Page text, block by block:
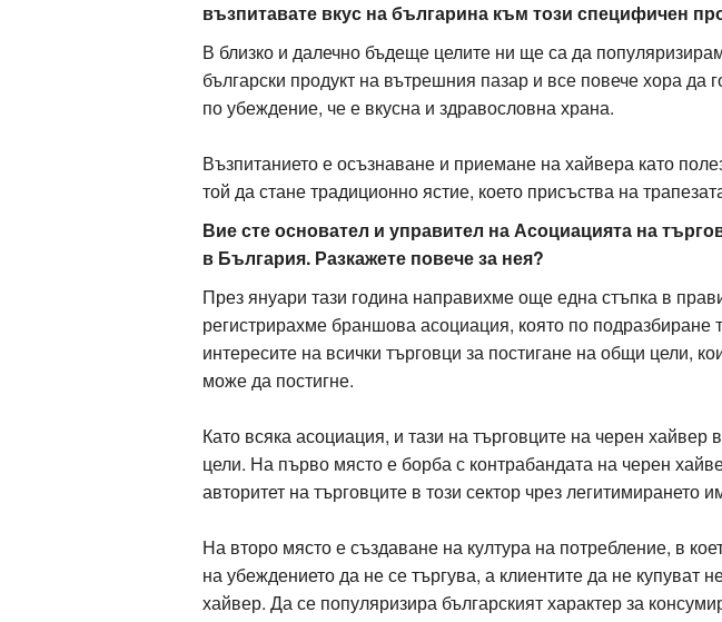
възпитавате вкус на българина към този специфичен
В близко и далечно бъдеще целите ни ще са да
български продукт на вътрешния пазар и все повече хора да
по убеждение, че е вкусна и здравословна храна.
Възпитанието е осъзнаване и приемане на хайвера като
той да стане традиционно ястие, което присъства на
Вие сте основател и управител на Асоциацията на
в България. Разкажете повече за нея?
През януари тази година направихме още една стъпка в
регистрирахме браншова асоциация, която по подразбиране
интересите на всички търговци за постигане на общи цели,
може да постигне.
Като всяка асоциация, и тази на търговците на черен хайвер
цели. На първо място е борба с контрабандата на черен
авторитет на търговците в този сектор чрез легитимирането
На второ място е създаване на култура на потребление, в
на убеждението да не се търгува, а клиентите да не купуват
хайвер. Да се популяризира българският характер за